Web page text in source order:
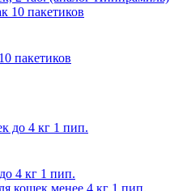
пакетиков
4 кг 1 пип.